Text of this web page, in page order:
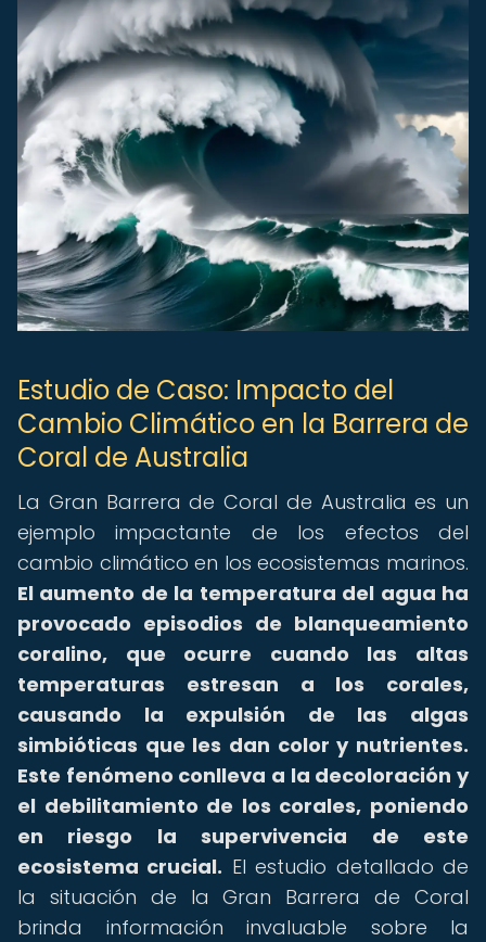
Estudio de Caso: Impacto del
Cambio Climático en la Barrera de
Coral de Australia
La Gran Barrera de Coral de Australia es un
ejemplo impactante de los efectos del
cambio climático en los ecosistemas marinos.
El aumento de la temperatura del agua ha
provocado episodios de blanqueamiento
coralino, que ocurre cuando las altas
temperaturas estresan a los corales,
causando la expulsión de las algas
simbióticas que les dan color y nutrientes.
Este fenómeno conlleva a la decoloración y
el debilitamiento de los corales, poniendo
en riesgo la supervivencia de este
ecosistema crucial. El estudio detallado de
la situación de la Gran Barrera de Coral
brinda información invaluable sobre la